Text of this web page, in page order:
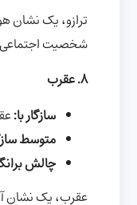
ترازو، یک نشان
شخصیت اجتماعی
8. عقرب
سازگار با:
متوسط
چالش
عقرب، یک نشان